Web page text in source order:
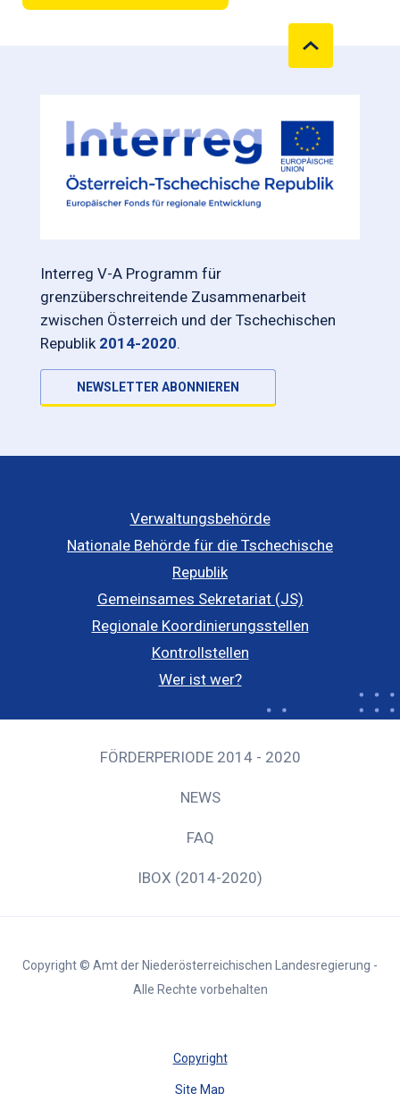
Interreg V-A Programm für
grenzüberschreitende Zusammenarbeit
zwischen Österreich und der Tschechischen
Republik 2014-2020.
NEWSLETTER ABONNIEREN
Verwaltungsbehörde
Nationale Behörde für die Tschechische
Republik
Gemeinsames Sekretariat (JS)
Regionale Koordinierungsstellen
Kontrollstellen
Wer ist wer?
FÖRDERPERIODE 2014 - 2020
NEWS
FAQ
IBOX (2014-2020)
Copyright © Amt der Niederösterreichischen Landesregierung -
Alle Rechte vorbehalten
Copyright
Site Map